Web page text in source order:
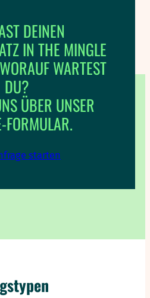
DEINEN
IN THE MINGLE
WARTEST
DU?
ÜBER UNSER
FORMULAR.
starten